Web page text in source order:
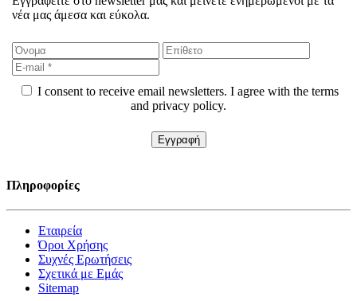
νέα μας άμεσα και εύκολα.
I consent to receive email newsletters. I agree with the terms
and privacy policy.
Πληροφορίες
Εταιρεία
Όροι Χρήσης
Συχνές Ερωτήσεις
Σχετικά με Εμάς
Sitemap